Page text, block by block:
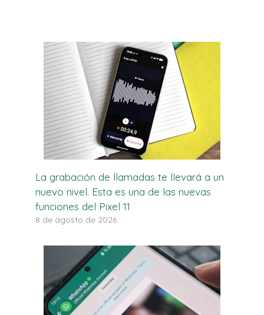
La grabación de llamadas te llevará a un
nuevo nivel. Esta es una de las nuevas
funciones del Pixel 11
8 de agosto de 2026